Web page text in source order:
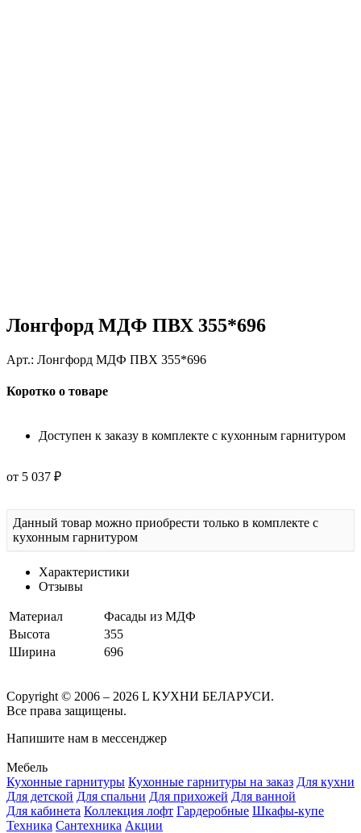
Лонгфорд МДФ ПВХ 355*696
Арт.: Лонгфорд МДФ ПВХ 355*696
Коротко о товаре
Доступен к заказу в комплекте с кухонным гарнитуром
от 5 037 ₽
Данный товар можно приобрести только в комплекте с
кухонным гарнитуром
Характеристики
Отзывы
Материал
Фасады из МДФ
Высота
355
Ширина
696
Copyright © 2006 – 2026 L КУХНИ БЕЛАРУСИ.
Все права защищены.
Напишите нам в мессенджер
Мебель
Кухонные гарнитуры Кухонные гарнитуры на заказ Для кухни
Для детской Для спальни Для прихожей Для ванной
Для кабинета Коллекция лофт Гардеробные Шкафы-купе
Техника Сантехника Акции